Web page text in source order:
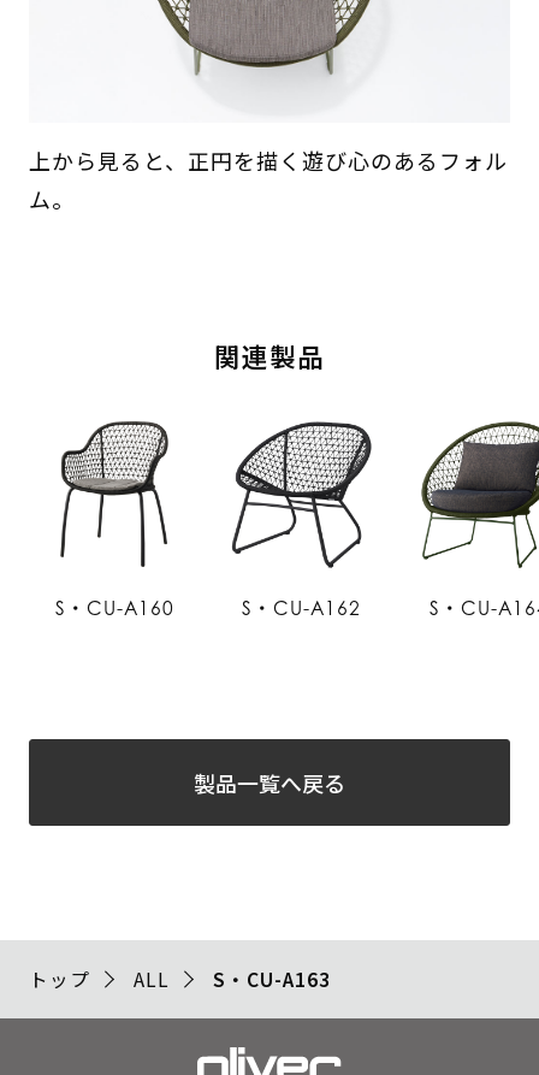
上から見ると、正円を描く遊び心のあるフォル
ム。
関連製品
S・CU-A160 S・CU-A162 S・CU-
製品一覧へ戻る
トップ ALL S・CU-A163